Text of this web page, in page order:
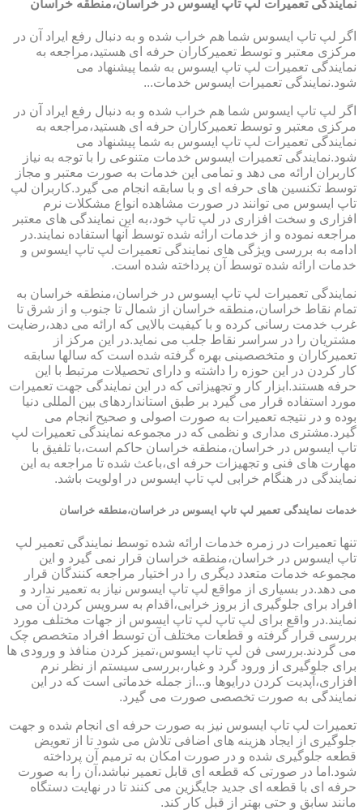
نمایندگی تعمیرات لپ تاپ ایسوس در خراسان،منطقه خراسان
اگر لپ تاپ ایسوس شما هم خراب شده و به دنبال رفع ایراد آن در
مرکزی معتبر و توسط تعمیرکاران حرفه ای هستید،مراجعه به
نمایندگی تعمیرات لپ تاپ ایسوس به شما پیشنهاد می
شود.نمایندگی تعمیرات ایسوس خدمات...
اگر لپ تاپ ایسوس شما هم خراب شده و به دنبال رفع ایراد آن در
مرکزی معتبر و توسط تعمیرکاران حرفه ای هستید،مراجعه به
نمایندگی تعمیرات لپ تاپ ایسوس به شما پیشنهاد می
شود.نمایندگی تعمیرات ایسوس خدمات متنوعی را با توجه به نیاز
کاربران ارائه می دهد و تمامی این خدمات به صورت معتبر و مجاز
توسط تکنسین های حرفه ای و با سابقه انجام می گیرد.کاربران لپ
تاپ ایسوس می توانند در صورت مشاهده انواع مشکلات نرم
افزاری و سخت افزاری در لپ تاپ خود،به این نمایندگی های معتبر
مراجعه نموده و از خدمات ارائه شده توسط آنها استفاده نمایند.در
ادامه به بررسی ویژگی های نمایندگی تعمیرات لپ تاپ ایسوس و
خدمات ارائه شده توسط آن پرداخته شده است.
نمایندگی تعمیرات لپ تاپ ایسوس در خراسان،منطقه خراسان به
تمام نقاط خراسان،منطقه خراسان از شمال تا جنوب و از شرق تا
غرب خدمت رسانی کرده و با کیفیت بالایی که ارائه می دهد،رضایت
مشتریان را در سراسر نقاط جلب می نماید.در این مرکز از
تعمیرکاران و متخصصینی بهره گرفته شده است که سالها سابقه
کار کردن در این حوزه را داشته و دارای تحصیلات مرتبط با این
حرفه هستند.ابزار کار و تجهیزاتی که در این نمایندگی جهت تعمیرات
مورد استفاده قرار می گیرد بر طبق استانداردهای بین المللی دنیا
بوده و در نتیجه تعمیرات به صورت اصولی و صحیح انجام می
گیرد.مشتری مداری و نظمی که در مجموعه نمایندگی تعمیرات لپ
تاپ ایسوس در خراسان،منطقه خراسان حاکم است،با تلفیق با
مهارت های فنی و تجهیزات حرفه ای،باعث شده تا مراجعه به این
نمایندگی در هنگام خرابی لپ تاپ ایسوس در اولویت باشد.
خدمات نمایندگی تعمیر لپ تاپ ایسوس در خراسان،منطقه خراسان
تنها تعمیرات در زمره خدمات ارائه شده توسط نمایندگی تعمیر لپ
تاپ ایسوس در خراسان،منطقه خراسان قرار نمی گیرد و این
مجموعه خدمات متعدد دیگری را در اختیار مراجعه کنندگان قرار
می دهد.در بسیاری از مواقع لپ تاپ ایسوس نیاز به تعمیر ندارد و
افراد برای جلوگیری از بروز خرابی،اقدام به سرویس کردن آن می
نمایند.در واقع برای لپ تاپ لپ تاپ ایسوس از جهات مختلف مورد
بررسی قرار گرفته و قطعات مختلف آن توسط افراد متخصص چک
می گردند.بررسی فن لپ تاپ ایسوس،تمیز کردن منافذ و ورودی ها
برای جلوگیری از ورود گرد و غبار،بررسی سیستم از نظر نرم
افزاری،آپدیت کردن درایوها و...از جمله خدماتی است که در این
نمایندگی به صورت تخصصی صورت می گیرد.
تعمیرات لپ تاپ ایسوس نیز به صورت حرفه ای انجام شده و جهت
جلوگیری از ایجاد هزینه های اضافی تلاش می شود تا از تعویض
قطعه جلوگیری شده و در صورت امکان به ترمیم آن پرداخته
شود.اما در صورتی که قطعه ای قابل تعمیر نباشد،آن را به صورت
حرفه ای با قطعه ای جدید جایگزین می کنند تا در نهایت دستگاه
مانند سابق و حتی بهتر از قبل کار کند.